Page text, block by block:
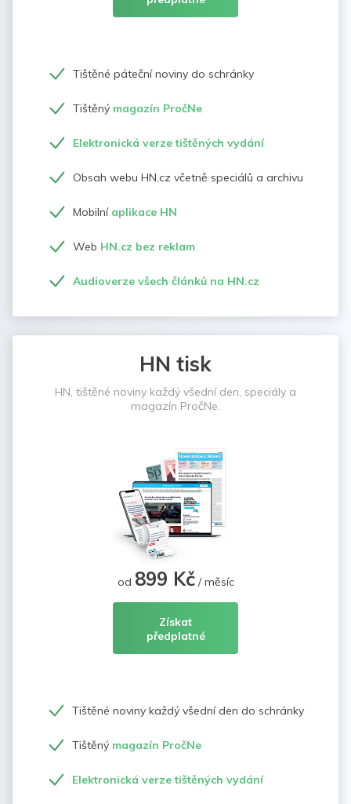
Tištěné páteční noviny do schránky
Tištěný magazín PročNe
Elektronická verze tištěných vydání
Obsah webu HN.cz včetně speciálů a archivu
Mobilní aplikace HN
Web HN.cz bez reklam
Audioverze všech článků na HN.cz
HN tisk
HN, tištěné noviny každý všední den, speciály a
magazín PročNe.
od 899 Kč/ měsíc
Získat
předplatné
Tištěné noviny každý všední den do schránky
Tištěný magazín PročNe
Elektronická verze tištěných vydání